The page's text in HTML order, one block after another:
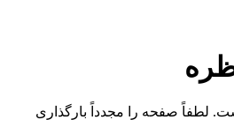
لطفاً صفحه را مجدداً بارگذاری